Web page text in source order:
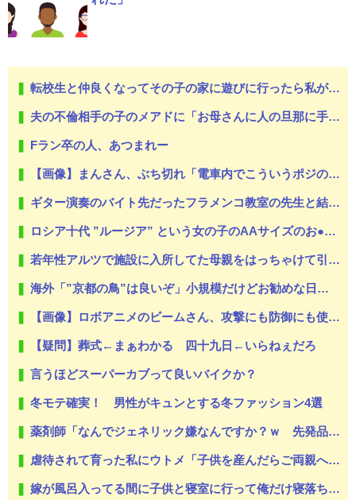
転校生と仲良くなってその子の家に遊びに行ったら私が小さい頃に撮った写真があった
夫の不倫相手の子のメアドに「お母さんに人の旦那に手出さないように注意してね？」と2人の合体ムービーを添付して送った・・・はずが、宛先を間違って取り返しのつかない事態に！
Fラン卒の人、あつまれー
【画像】まんさん、ぶち切れ「電車内でこういうポジのおじ、ガチでイラネ」
ギター演奏のバイト先だったフラメンコ教室の先生と結婚が決まった すると生徒達から「なんであんたなんかと」等非難轟々 → どんどん冷めた俺は「じゃあやめます」と結婚を撤回し…
ロシア十代 ”ルージア” という女の子のAAサイズのお●ぱいグラビア。
若年性アルツで施設に入所してた母親をはっちゃけて引取り自宅介護し始めた近所の次男坊。けど、見る見るうちに悲惨な状況に…
海外「”京都の鳥”は良いぞ」小規模だけどお勧めな日本の観光名所／お店に対する海外の反応
【画像】ロボアニメのビームさん、攻撃にも防御にも使えて万能過ぎる
【疑問】葬式←まぁわかる 四十九日←いらねぇだろ
言うほどスーパーカブって良いバイクか？
冬モテ確実！ 男性がキュンとする冬ファッション4選
薬剤師「なんでジェネリック嫌なんですか？ｗ 先発品と全く同じですよ？w」
虐待されて育った私にウトメ「子供を産んだらご両親への感謝の気持ちも湧いてきたでしょ。いい加減に意地貼るの止めて仲直りしなさい 」【中編】
嫁が風呂入ってる間に子供と寝室に行って俺だけ寝落ちしたら嫁から「子供あんなに泣いてたのによく寝てられんな…」って恨み節がメッセージで来てた